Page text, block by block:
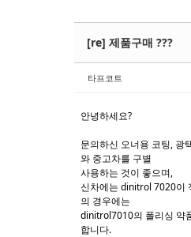
[re] 제품구매 ???
타프코트
안녕하세요?
문의하신 오너용 코팅, 광
와 중고차를 구별
사용하는 것이 좋으며,
신차에는 dinitrol 7020이
의 경우에는
dinitrol7010의 폴리싱 약
합니다.